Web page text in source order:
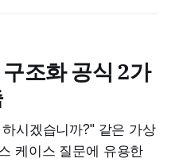
조화 공식 2가
시겠습니까?" 같은 가상
케이스 질문에 유용한